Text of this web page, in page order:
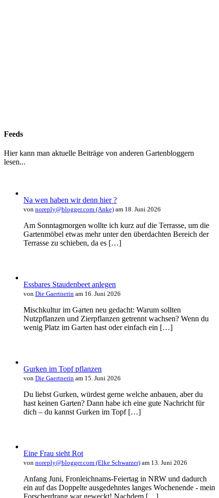
Feeds
Hier kann man aktuelle Beiträge von anderen Gartenbloggern
lesen...
Na wen haben wir denn hier ?
von noreply@blogger.com (Anke) am 18. Juni 2026
Am Sonntagmorgen wollte ich kurz auf die Terrasse, um die
Gartenmöbel etwas mehr unter den überdachten Bereich der
Terrasse zu schieben, da es […]
Essbares Staudenbeet anlegen
von Die Gaertnerin am 16. Juni 2026
Mischkultur im Garten neu gedacht: Warum sollten
Nutzpflanzen und Zierpflanzen getrennt wachsen? Wenn du
wenig Platz im Garten hast oder einfach ein […]
Gurken im Topf pflanzen
von Die Gaertnerin am 15. Juni 2026
Du liebst Gurken, würdest gerne welche anbauen, aber du
hast keinen Garten? Dann habe ich eine gute Nachricht für
dich – du kannst Gurken im Topf […]
Eine Frau sieht Rot
von noreply@blogger.com (Elke Schwarzer) am 13. Juni 2026
Anfang Juni, Fronleichnams-Feiertag in NRW und dadurch
ein auf das Doppelte ausgedehntes langes Wochenende - mein
Forscherdrang war geweckt! Nachdem […]